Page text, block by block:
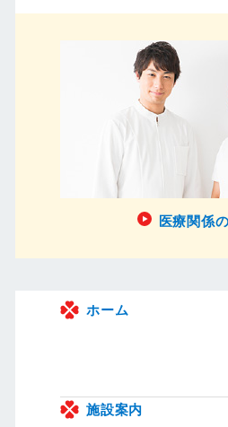
医療関係
ホーム
施設案内